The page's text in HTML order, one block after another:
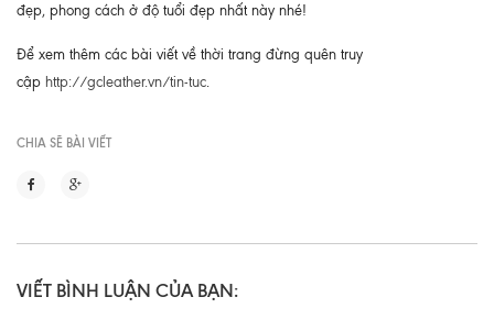
đẹp, phong cách ở độ tuổi đẹp nhất này nhé!
Để xem thêm các bài viết về thời trang đừng quên truy
cập http://gcleather.vn/tin-tuc
CHIA SẼ BÀI VIẾT
VIẾT BÌNH LUẬN CỦA BẠN: